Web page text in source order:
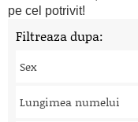
pe cel potrivit!
Filtreaza dupa:
Sex
Lungimea numelui